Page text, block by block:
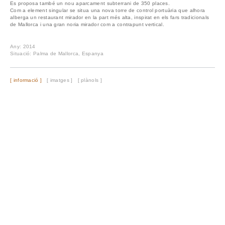
Es proposa també un nou aparcament subterrani de 350 places.
Com a element singular se situa una nova torre de control portuària que alhora
alberga un restaurant mirador en la part més alta, inspirat en els fars tradicionals
de Mallorca i una gran noria mirador com a contrapunt vertical.
Any: 2014
Situació: Palma de Mallorca, Espanya
[ informació ] [ imatges ] [ plànols ]